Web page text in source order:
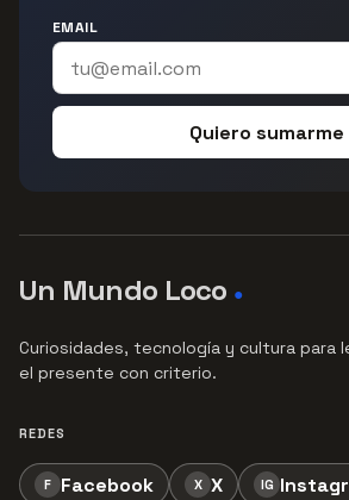
EMAIL
Quiero sumarme
Un Mundo Loco ●
Curiosidades, tecnología y cultura para
el presente con criterio.
REDES
F Facebook X X IG